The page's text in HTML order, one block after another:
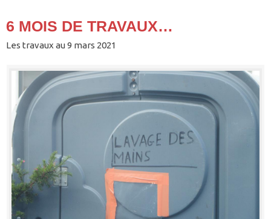
6 MOIS DE TRAVAUX…
Les travaux au 9 mars 2021